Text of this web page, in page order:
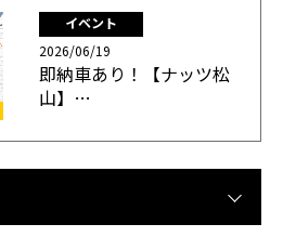
イベント
2026/06/19
即納車あり！【ナッツ松
山】…